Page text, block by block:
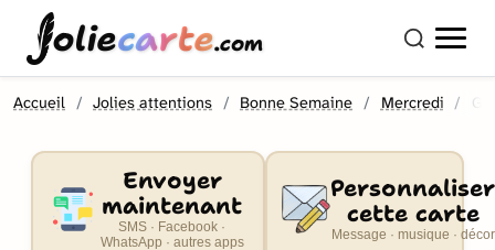
oliecarte.com
Accueil Jolies attentions Bonne Semaine Mercredi
Envoyer
maintenant
SMS · Facebook ·
WhatsApp · autres apps
Personnaliser
cette carte
Message · musique · décor